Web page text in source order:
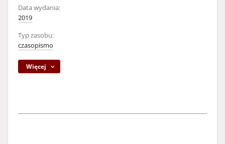
Data wydania:
2019
Typ zasobu:
czasopismo
Więcej